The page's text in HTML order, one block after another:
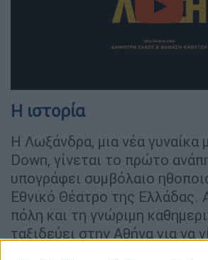
video
Η ιστορία
Η Λωξάνδρα, μια νέα γυναίκα
Down, γίνεται το πρώτο
υπογράφει συμβόλαιο
Εθνικό Θέατρο της Ελλάδας.
πόλη και τη γνώριμη
ταξιδεύει στην Αθήνα για να